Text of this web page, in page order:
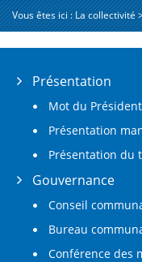
Vous êtes ici :La collectivité
Présentation
Mot du Président
Présentation
Présentation du
Gouvernance
Conseil
Bureau
Conférence des